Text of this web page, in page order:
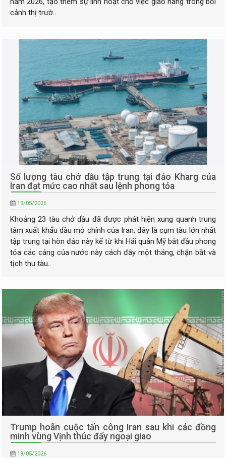
cảnh thị trườ..
Số lượng tàu chở dầu tập trung tại đảo Kharg của
Iran đạt mức cao nhất sau lệnh phong tỏa
19/05/2026
Khoảng 23 tàu chở dầu đã được phát hiện xung quanh trung
tâm xuất khẩu dầu mỏ chính của Iran, đây là cụm tàu lớn nhất
tập trung tại hòn đảo này kể từ khi Hải quân Mỹ bắt đầu phong
tỏa các cảng của nước này cách đây một tháng, chặn bắt và
tịch thu tàu..
Trump hoãn cuộc tấn công Iran sau khi các đồng
minh vùng Vịnh thúc đẩy ngoại giao
19/05/2026